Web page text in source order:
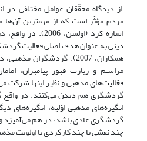
از دیدگاه محقّقان عوامل مختلفی
مردم مؤثّر است که از مهمترین
اشاره کرد
دینی به ‌عنوان هدف اصلی فعالیت
همکاران، 2007). گردشگران
مراسـم و زیارت قبور پیامبران،
فعّالیت‌های مذهبی و نظیر اینها شرکت
گردشگری هم دیدن می‌کنند. در واقع
انگیزه‌های مذهبی اوّلیه، انگیزه‌های
گردشگری عادی باشد، در هم می‌آمیزد
چند نقشی یا چند کارکردی با اولویت مذهبی